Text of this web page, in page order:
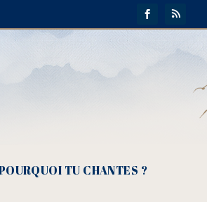
TU CHANTES ?